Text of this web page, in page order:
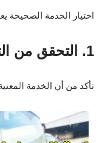
اختيار الخدمة الصحيحة
1. التحقق من التراخيص والشهادات
تأكد من أن الخدمة